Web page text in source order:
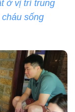
ở vị trí trung
sống